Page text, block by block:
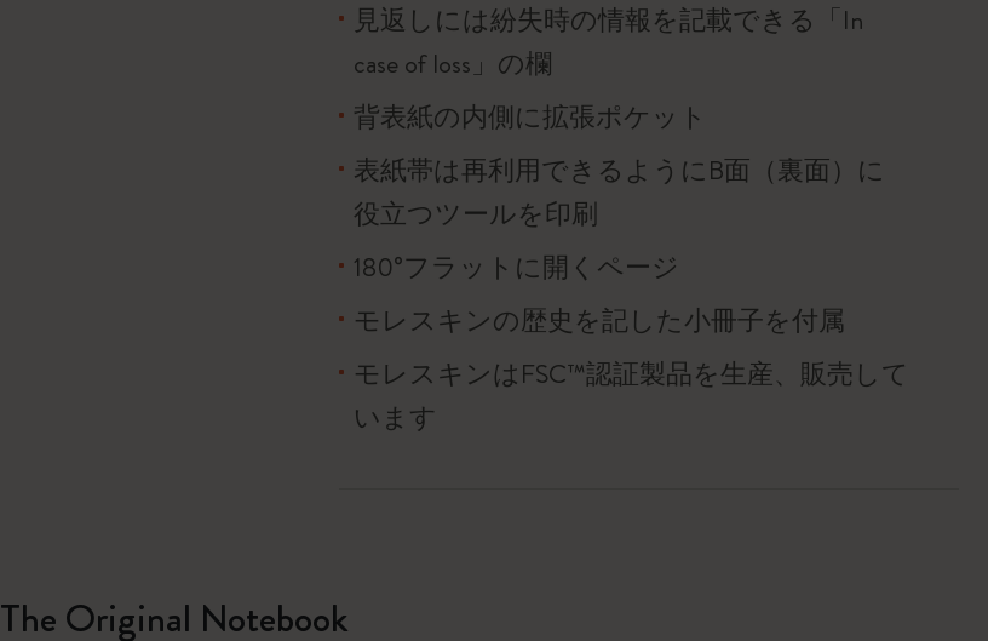
見返しには紛失時の情報を記載できる「In
case of loss」の欄
背表紙の内側に拡張ポケット
表紙帯は再利用できるようにB面（裏面）に
役立つツールを印刷
180°フラットに開くページ
モレスキンの歴史を記した小冊子を付属
モレスキンはFSC™認証製品を生産、販売して
います
The Original Notebook